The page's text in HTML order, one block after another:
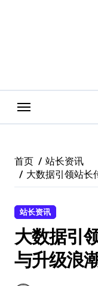
首页
站长资讯
大数据引领站长
站长资讯
大数据引
与升级浪